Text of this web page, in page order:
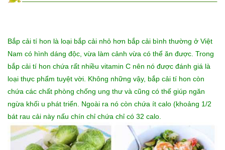
Bắp cải tí hon là loại bắp cải nhỏ hơn bắp cải bình thường ở Việt
Nam có hình dáng độc, vừa làm cảnh vừa có thể ăn được. Trong
bắp cải tí hon chứa rất nhiều vitamin C nên nó được đánh giá là
loại thực phẩm tuyệt vời. Không những vậy, bắp cải tí hon còn
chứa các chất phòng chống ung thư và cũng có thế giúp ngăn
ngừa khối u phát triển. Ngoài ra nó còn chứa ít calo (khoảng 1/2
bát rau cải này nấu chín chỉ chứa chỉ có 32 calo.